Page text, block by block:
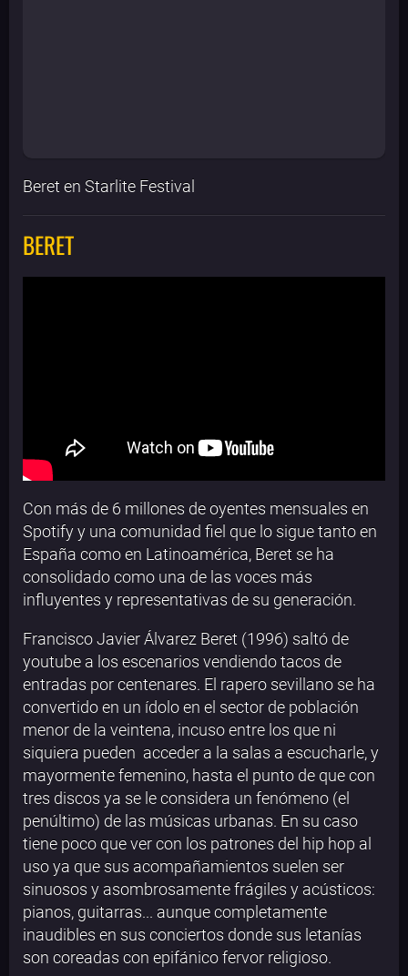
Beret en Starlite Festival
BERET
Con más de 6 millones de oyentes mensuales en
Spotify y una comunidad fiel que lo sigue tanto en
España como en Latinoamérica, Beret se ha
consolidado como una de las voces más
influyentes y representativas de su generación.
Francisco Javier Álvarez Beret (1996) saltó de
youtube a los escenarios vendiendo tacos de
entradas por centenares. El rapero sevillano se ha
convertido en un ídolo en el sector de población
menor de la veintena, incuso entre los que ni
siquiera pueden acceder a la salas a escucharle, y
mayormente femenino, hasta el punto de que con
tres discos ya se le considera un fenómeno (el
penúltimo) de las músicas urbanas. En su caso
tiene poco que ver con los patrones del hip hop al
uso ya que sus acompañamientos suelen ser
sinuosos y asombrosamente frágiles y acústicos:
pianos, guitarras... aunque completamente
inaudibles en sus conciertos donde sus letanías
son coreadas con epifánico fervor religioso.